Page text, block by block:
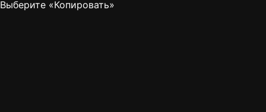
Выберите «Копировать»